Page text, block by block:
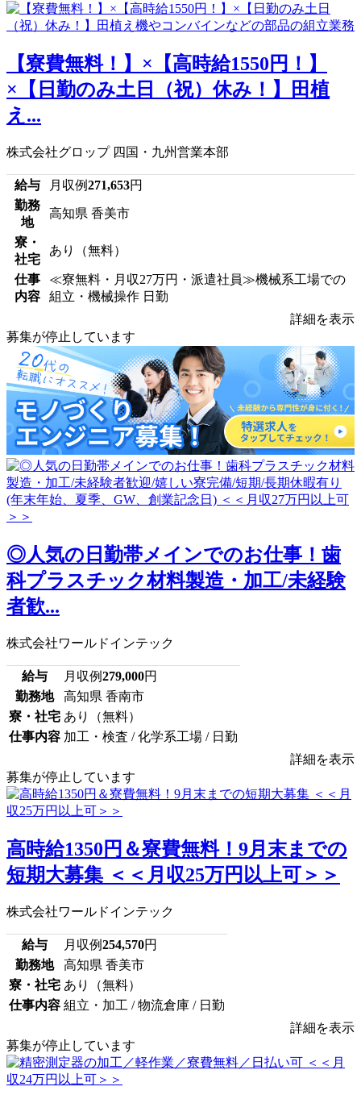
【寮費無料！】×【高時給1550円！】
×【日勤のみ土日（祝）休み！】田植
え...
株式会社グロップ 四国・九州営業本部
給与 月収例271,653円
勤務
地
高知県 香美市
寮・
社宅
あり（無料）
仕事
内容
≪寮無料・月収27万円・派遣社員≫機械系工場での
組立・機械操作 日勤
詳細を表示
募集が停止しています
◎人気の日勤帯メインでのお仕事！歯
科プラスチック材料製造・加工/未経験
者歓...
株式会社ワールドインテック
給与 月収例279,000円
勤務地
高知県 香南市
寮・社宅 あり（無料）
仕事内容 加工・検査 / 化学系工場 / 日勤
詳細を表示
募集が停止しています
高時給1350円＆寮費無料！9月末までの
短期大募集 ＜＜月収25万円以上可＞＞
株式会社ワールドインテック
給与 月収例254,570円
勤務地
高知県 香美市
寮・社宅 あり（無料）
仕事内容 組立・加工 / 物流倉庫 / 日勤
詳細を表示
募集が停止しています